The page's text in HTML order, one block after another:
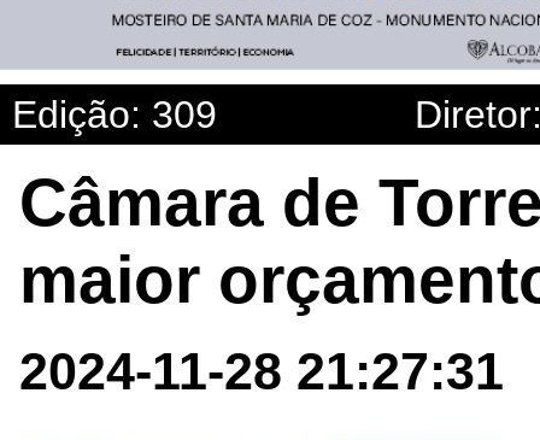
Edição: 309
Câmara de
maior
2024-11-28 21:27:31